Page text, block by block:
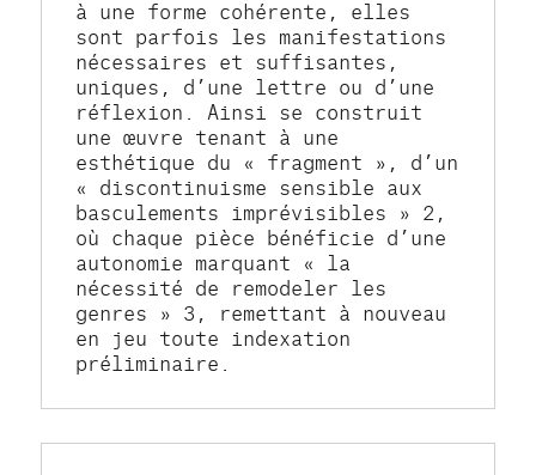
à une forme cohérente, elles
sont parfois les manifestations
nécessaires et suffisantes,
uniques, d’une lettre ou d’une
réflexion. Ainsi se construit
une œuvre tenant à une
esthétique du « fragment », d’un
« discontinuisme sensible aux
basculements imprévisibles » 2,
où chaque pièce bénéficie d’une
autonomie marquant « la
nécessité de remodeler les
genres » 3, remettant à nouveau
en jeu toute indexation
préliminaire.